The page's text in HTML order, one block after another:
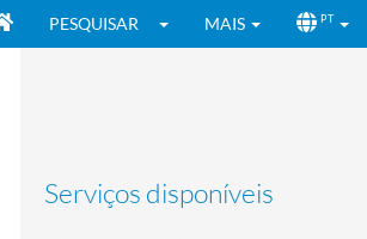
PESQUISAR MAIS PT
Serviços disponíveis